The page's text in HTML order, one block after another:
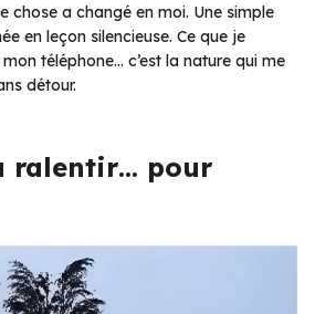
chose a changé en moi. Une simple
en leçon silencieuse. Ce que je
téléphone… c’est la nature qui me
détour.
ralentir… pour